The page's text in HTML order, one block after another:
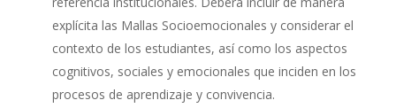
explícita las Mallas Socioemocionales y considerar el
contexto de los estudiantes, así como los aspectos
cognitivos, sociales y emocionales que inciden en los
procesos de aprendizaje y convivencia.